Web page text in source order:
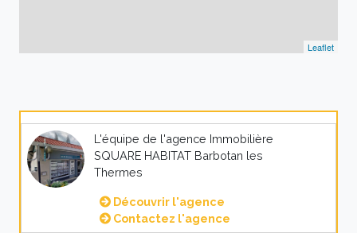
Leaflet
L'équipe de l'agence Immobilière
SQUARE HABITAT Barbotan les
Thermes
Découvrir l'agence
Contactez l'agence